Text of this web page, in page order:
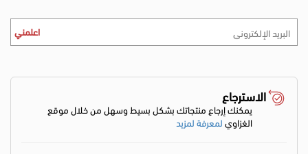
اعلمني
الاسترجاع
يمكنك إرجاع منتجاتك بشكل بسيط وسهل من خلال موقع
الغزاويلمعرفة لمزيد